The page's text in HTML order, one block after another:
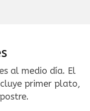
al medio día. El
primer plato,